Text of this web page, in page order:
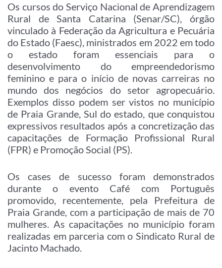
Os cursos do Serviço Nacional de Aprendizagem
Rural de Santa Catarina (Senar/SC), órgão
vinculado à Federação da Agricultura e Pecuária
do Estado (Faesc), ministrados em 2022 em todo
o estado foram essenciais para o
desenvolvimento do empreendedorismo
feminino e para o início de novas carreiras no
mundo dos negócios do setor agropecuário.
Exemplos disso podem ser vistos no município
de Praia Grande, Sul do estado, que conquistou
expressivos resultados após a concretização das
capacitações de Formação Profissional Rural
(FPR) e Promoção Social (PS).
Os cases de sucesso foram demonstrados
durante o evento Café com Português
promovido, recentemente, pela Prefeitura de
Praia Grande, com a participação de mais de 70
mulheres. As capacitações no município foram
realizadas em parceria com o Sindicato Rural de
Jacinto Machado.